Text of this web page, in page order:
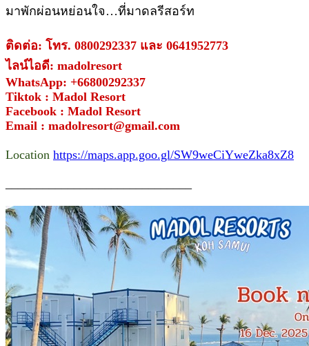
มาพักผ่อนหย่อนใจ…ที่มาดลรีสอร์ท
ติดต่อ: โทร. 0800292337 และ 0641952773
ไลน์ไอดี: madolresort
WhatsApp: +66800292337
Tiktok : Madol Resort
Facebook : Madol Resort
Email : madolresort@gmail.com
Location https://maps.app.goo.gl/SW9weCiYweZka8xZ8